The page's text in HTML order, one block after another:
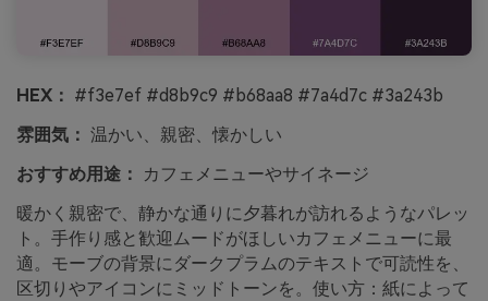
HEX： #f3e7ef #d8b9c9 #b68aa8 #7a4d7c #3a243b
雰囲気： 温かい、親密、懐かしい
おすすめ用途：
カフェメニューやサイネージ
暖かく親密で、静かな通りに夕暮れが訪れるようなパレッ
ト。手作り感と歓迎ムードがほしいカフェメニューに最
適。モーブの背景にダークプラムのテキストで可読性を、
区切りやアイコンにミッドトーンを。使い方：紙によって